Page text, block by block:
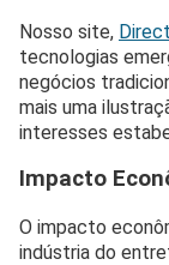
Nosso site,
tecnologias
negócios
mais uma
interesses
Impacto
O impacto
indústria do